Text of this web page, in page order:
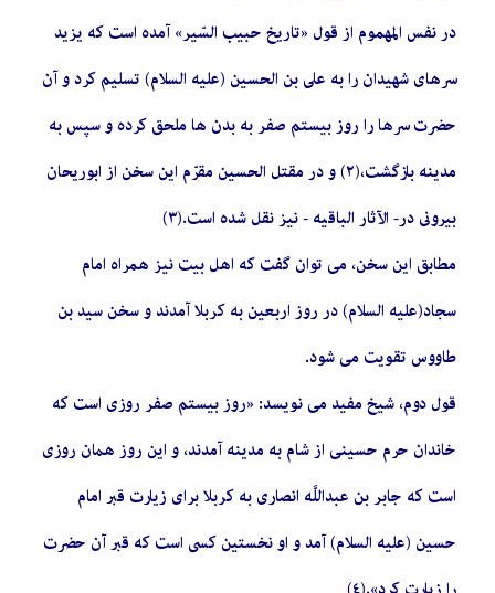
در نفس المهموم از قول «تاریخ حبیب السّیر» آمده است که یزید
سرهاى شهیدان را به على بن الحسین (علیه السلام) تسلیم کرد و آن
حضرت سرها را روز بیستم صفر به بدن ‏ها ملحق کرده و سپس به
مدینه بازگشت،(٢) و در مقتل الحسین مقرّم این سخن از ابوریحان
بیرونى در- الآثار الباقیه - نیز نقل شده است.(٣)
مطابق این سخن، مى‏ توان گفت که اهل بیت نیز همراه امام
سجاد(علیه السلام) در روز اربعین به کربلا آمدند و سخن سید بن
طاووس تقویت مى‏ شود.
قول دوم، شیخ مفید مى‏ نویسد: «روز بیستم صفر روزى است که
خاندان حرم حسینى از شام به مدینه آمدند، و این روز همان روزى
است که جابر بن عبداللَّه انصارى به کربلا براى زیارت قبر امام
حسین (علیه السلام) آمد و او نخستین کسى است که قبر آن حضرت